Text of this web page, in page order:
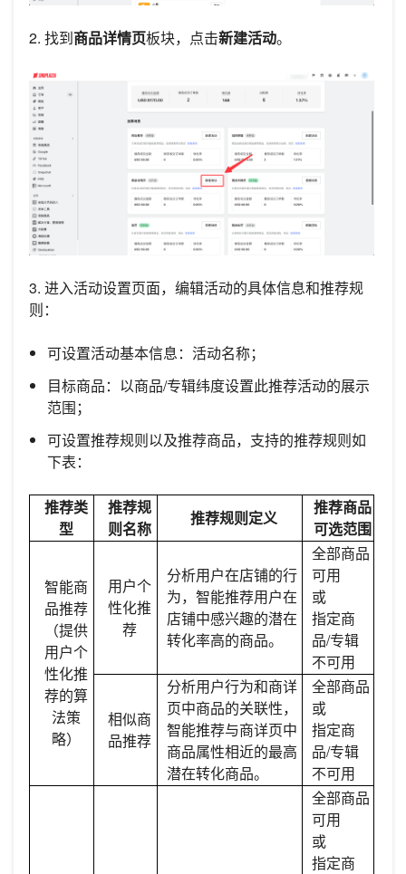
2. 找到商品详情页板块，点击新建活动。
3. 进入活动设置页面，编辑活动的具体信息和推荐规
则：
可设置活动基本信息：活动名称；
目标商品：以商品/专辑纬度设置此推荐活动的展示
范围；
可设置推荐规则以及推荐商品，支持的推荐规则如
下表：
推荐类
型
推荐规
则名称
推荐规则定义
推荐商品
可选范围
智能商
品推荐
（提供
用户个
性化推
荐的算
法策
略）
用户个
性化推
荐
分析用户在店铺的行
为，智能推荐用户在
店铺中感兴趣的潜在
转化率高的商品。
全部商品
可用
或
指定商
品/专辑
不可用
相似商
品推荐
分析用户行为和商详
页中商品的关联性，
智能推荐与商详页中
商品属性相近的最高
潜在转化商品。
全部商品
或
指定商
品/专辑
不可用
全部商品
可用
或
指定商